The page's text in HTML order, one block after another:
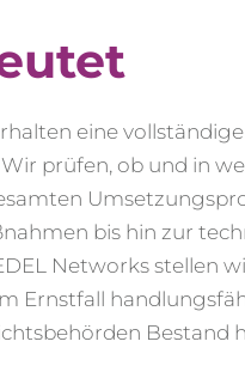
eine
prüfen, ob und in
bis hin zur
Networks stellen
Ernstfall
Bestand